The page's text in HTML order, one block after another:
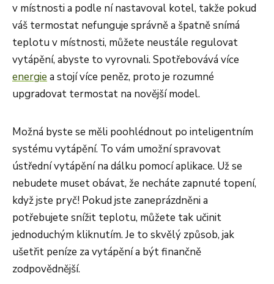
v místnosti a podle ní nastavoval kotel, takže pokud
váš termostat nefunguje správně a špatně snímá
teplotu v místnosti, můžete neustále regulovat
vytápění, abyste to vyrovnali. Spotřebovává více
energie a stojí více peněz, proto je rozumné
upgradovat termostat na novější model.
Možná byste se měli poohlédnout po inteligentním
systému vytápění. To vám umožní spravovat
ústřední vytápění na dálku pomocí aplikace. Už se
nebudete muset obávat, že necháte zapnuté topení,
když jste pryč! Pokud jste zaneprázdněni a
potřebujete snížit teplotu, můžete tak učinit
jednoduchým kliknutím. Je to skvělý způsob, jak
ušetřit peníze za vytápění a být finančně
zodpovědnější.